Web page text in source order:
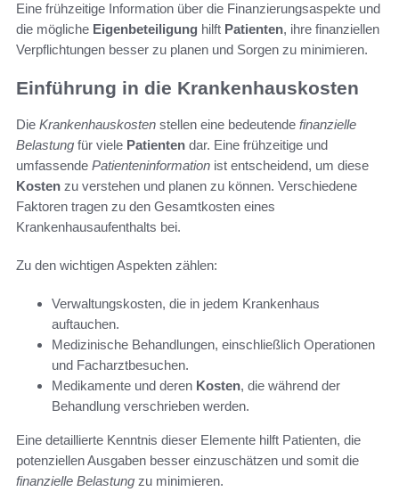
Eine frühzeitige Information über die Finanzierungsaspekte und
die mögliche Eigenbeteiligung hilft Patienten, ihre finanziellen
Verpflichtungen besser zu planen und Sorgen zu minimieren.
Einführung in die Krankenhauskosten
Die Krankenhauskosten stellen eine bedeutende finanzielle
Belastung für viele Patienten dar. Eine frühzeitige und
umfassende Patienteninformation ist entscheidend, um diese
Kosten zu verstehen und planen zu können. Verschiedene
Faktoren tragen zu den Gesamtkosten eines
Krankenhausaufenthalts bei.
Zu den wichtigen Aspekten zählen:
Verwaltungskosten, die in jedem Krankenhaus
auftauchen.
Medizinische Behandlungen, einschließlich Operationen
und Facharztbesuchen.
Medikamente und deren Kosten, die während der
Behandlung verschrieben werden.
Eine detaillierte Kenntnis dieser Elemente hilft Patienten, die
potenziellen Ausgaben besser einzuschätzen und somit die
finanzielle Belastung zu minimieren.